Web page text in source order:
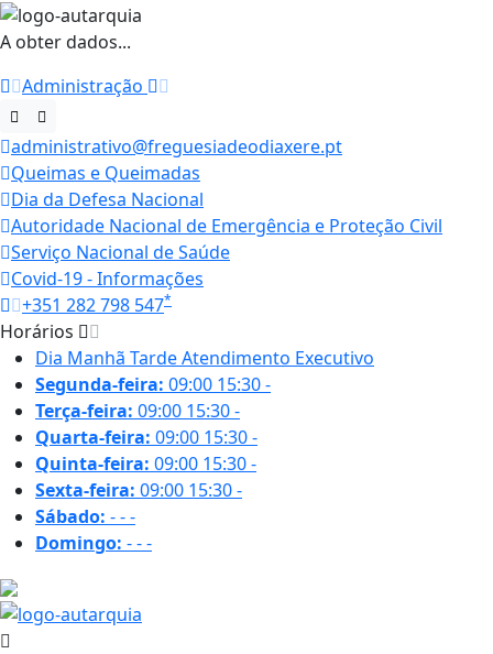
A obter dados...
Administração
administrativo@freguesiadeodiaxere.pt
Queimas e Queimadas
Dia da Defesa Nacional
Autoridade Nacional de Emergência e Proteção Civil
Serviço Nacional de Saúde
Covid-19 - Informações
+351 282 798 547*
Horários
Dia Manhã TardeAtendimento Executivo
Segunda-feira: 09:00 15:30-
Terça-feira: 09:00 15:30-
Quarta-feira: 09:00 15:30-
Quinta-feira: 09:00 15:30-
Sexta-feira: 09:00 15:30-
Sábado: ---
Domingo: ---